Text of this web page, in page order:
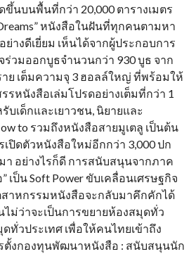
นบนพื้นที่กว่า 20,000 ตารางเมตร
หนังสือในฝันที่ทุกคนตามหา
างดีเยี่ยม เห็นได้จากผู้ประกอบการ
วมออกบูธจำนวนกว่า 930 บูธ จาก
ย เต็มความจุ 3 ฮอลล์ใหญ่ ที่พร้อมให้
หนังสือเล่มโปรดอย่างเต็มที่กว่า 1
บเด็กและเยาวชน, นิยายและ
to รวมถึงหนังสือสายมูเตลู เป็นต้น
ปิดตัวหนังสือใหม่อีกกว่า 3,000 ปก
า อย่างไรก็ดี การสนับสนุนจากภาค
เป็น Soft Power ขับเคลื่อนเศรษฐกิจ
าหกรรมหนังสือจะกลับมาคึกคักได้
ไม่ว่าจะเป็นการขยายห้องสมุดทั่ว
ทั่วประเทศ เพื่อให้คนไทยเข้าถึง
ตั้งกองทุนพัฒนาหนังสือ : สนับสนุนนัก